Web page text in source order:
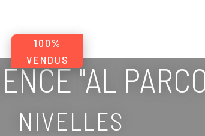
100%
VENDUS
"AL
NIVELLES